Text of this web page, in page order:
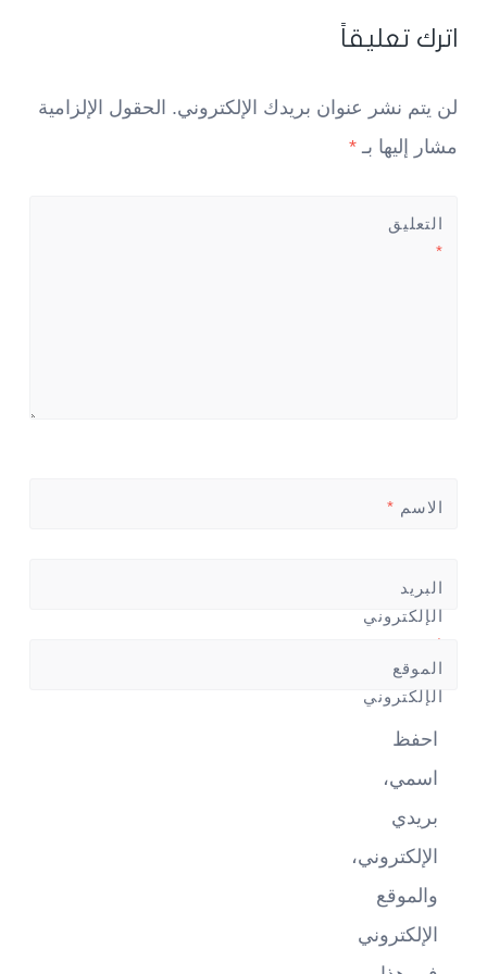
navigation
اترك تعليقاً
لن يتم نشر عنوان بريدك الإلكتروني. الحقول الإلزامية
مشار إليها بـ *
التعليق
*
الاسم *
البريد
الإلكتروني
*
الموقع
الإلكتروني
احفظ
اسمي،
بريدي
الإلكتروني،
والموقع
الإلكتروني